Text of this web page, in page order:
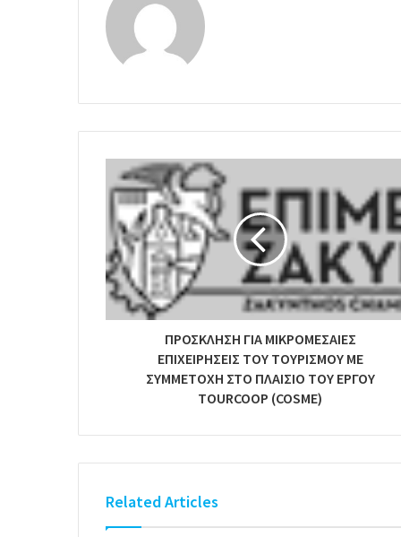
ΠΡΟΣΚΛΗΣΗ ΓΙΑ ΜΙΚΡΟΜΕΣΑΙΕΣ
ΕΠΙΧΕΙΡΗΣΕΙΣ ΤΟΥ ΤΟΥΡΙΣΜΟΥ ΜΕ
ΣΥΜΜΕΤΟΧΗ ΣΤΟ ΠΛΑΙΣΙΟ ΤΟΥ ΕΡΓΟΥ
TOURCOOP (COSME)
Related Articles